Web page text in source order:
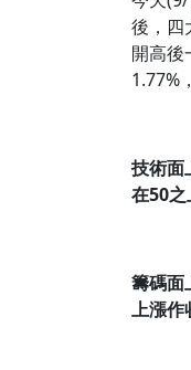
後，四
開高後
1.77%
技術面
在50之
籌碼面
上漲作